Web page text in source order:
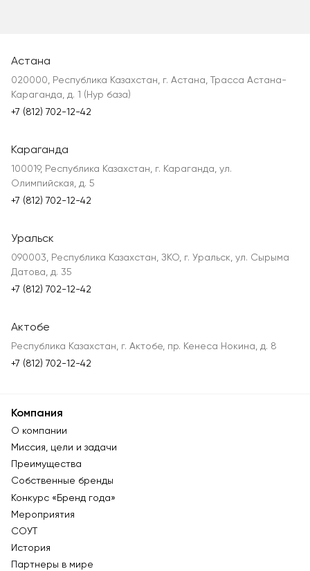
Астана
020000, Республика Казахстан, г. Астана, Трасса Астана-
Караганда, д. 1 (Нур база)
+7 (812) 702-12-42
Караганда
100019, Республика Казахстан, г. Караганда, ул.
Олимпийская, д. 5
+7 (812) 702-12-42
Уральск
090003, Республика Казахстан, ЗКО, г. Уральск, ул. Сырыма
Датова, д. 35
+7 (812) 702-12-42
Актобе
Республика Казахстан, г. Актобе, пр. Кенеса Нокина, д. 8
+7 (812) 702-12-42
Компания
О компании
Миссия, цели и задачи
Преимущества
Собственные бренды
Конкурс «Бренд года»
Мероприятия
СОУТ
История
Партнеры в мире